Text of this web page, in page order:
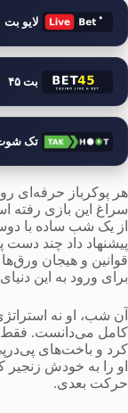
لایو بت
بت ۴۵
تک
هر پوکرباز حرفه‌ای
سراغ این بازی رفته
از یک شب ساده با
پیشنهاد داد چند دست
قوانین و هیجان
برای ورود به این
آن شب، او نه
کامل می‌دانست.
کرد و باخت‌های
او را به خودش
حرکت بعدی.